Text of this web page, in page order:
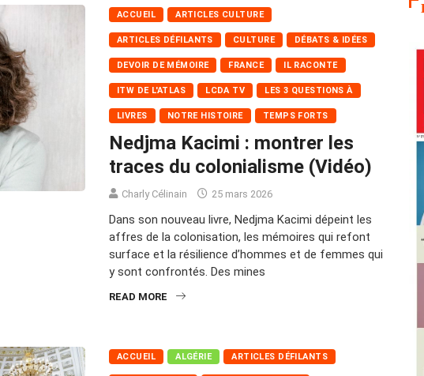
ACCUEIL ARTICLES CULTURE
ARTICLES DÉFILANTS CULTURE DÉBATS & IDÉES
DEVOIR DE MÉMOIRE FRANCE IL RACONTE
ITW DE L'ATLAS LCDA TV LES 3 QUESTIONS À
LIVRES NOTRE HISTOIRE TEMPS FORTS
Nedjma Kacimi : montrer les
traces du colonialisme (Vidéo)
Charly Célinain 25 mars 2026
Dans son nouveau livre, Nedjma Kacimi dépeint les
affres de la colonisation, les mémoires qui refont
surface et la résilience d’hommes et de femmes qui
y sont confrontés. Des mines
READ MORE
ACCUEIL ALGÉRIE ARTICLES DÉFILANTS